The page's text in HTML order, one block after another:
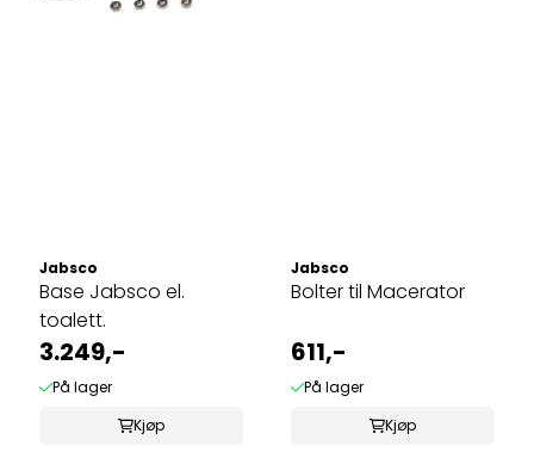
Jabsco
Base Jabsco el.
toalett.
3.249,-
På lager
Kjøp
Jabsco
Bolter til Macerator
611,-
På lager
Kjøp